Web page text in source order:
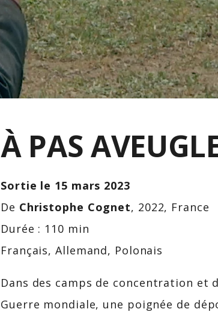
À PAS
Sortie le 15 mars 2023
De Christophe Cognet, 2022, France
Durée : 110 min
Français, Allemand, Polonais
Dans des camps de concentration et
Guerre mondiale, une poignée de